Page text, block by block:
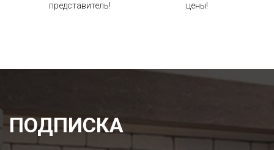
представитель!
цены!
ПОДПИСКА